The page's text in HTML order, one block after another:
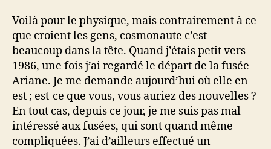
Voilà pour le physique, mais contrairement à ce
que croient les gens, cosmonaute c’est
beaucoup dans la tête. Quand j’étais petit vers
1986, une fois j’ai regardé le départ de la fusée
Ariane. Je me demande aujourd’hui où elle en
est ; est-ce que vous, vous auriez des nouvelles ?
En tout cas, depuis ce jour, je me suis pas mal
intéressé aux fusées, qui sont quand même
compliquées. J’ai d’ailleurs effectué un